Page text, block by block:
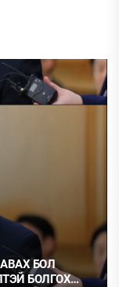
БОЛ
БОЛГОХ